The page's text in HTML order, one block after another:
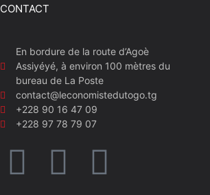
CONTACT
En bordure de la route d’Agoè
Assiyéyé, à environ 100 mètres du
bureau de La Poste
contact@leconomistedutogo.tg
+228 90 16 47 09
+228 97 78 79 07